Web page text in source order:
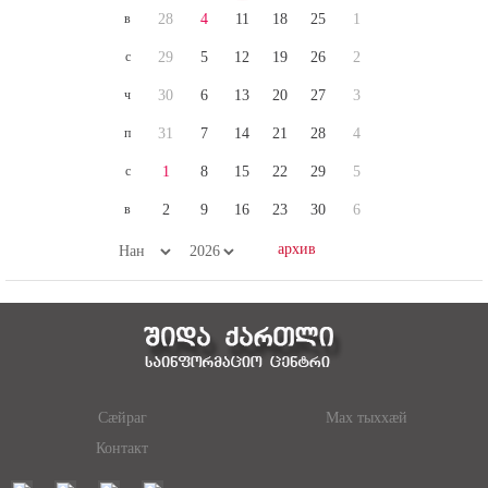
в
с
ч
п
с
в
28
29
30
31
1
2
4
5
6
7
8
9
11
12
13
14
15
16
18
19
20
21
22
23
25
26
27
28
29
30
1
2
3
4
5
6
Сæйраг
Мах тыххæй
Контакт